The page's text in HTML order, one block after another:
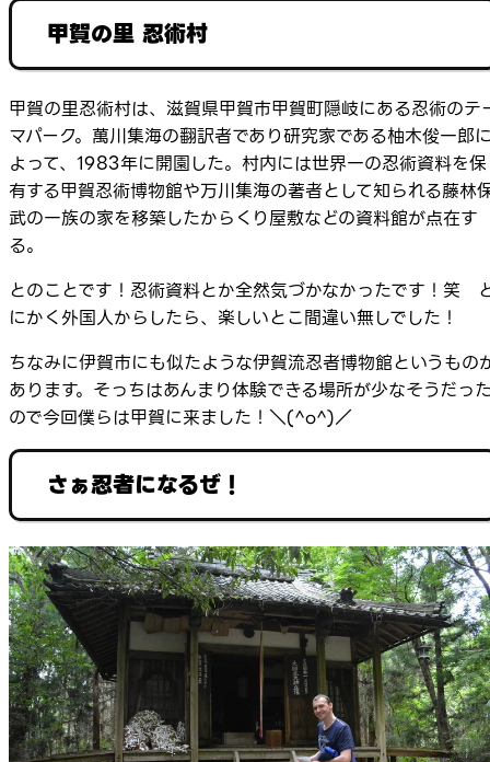
甲賀の里 忍術村
甲賀の里忍術村は、滋賀県甲賀市甲賀町隠岐にある忍術のテ
マパーク。萬川集海の翻訳者であり研究家である柚木俊一郎
よって、1983年に開園した。村内には世界一の忍術資料を保
有する甲賀忍術博物館や万川集海の著者として知られる藤林
武の一族の家を移築したからくり屋敷などの資料館が点在す
る。
とのことです！忍術資料とか全然気づかなかったです！笑
にかく外国人からしたら、楽しいとこ間違い無しでした！
ちなみに伊賀市にも似たような伊賀流忍者博物館というもの
あります。そっちはあんまり体験できる場所が少なそうだっ
ので今回僕らは甲賀に来ました！＼(^o^)／
さぁ忍者になるぜ！